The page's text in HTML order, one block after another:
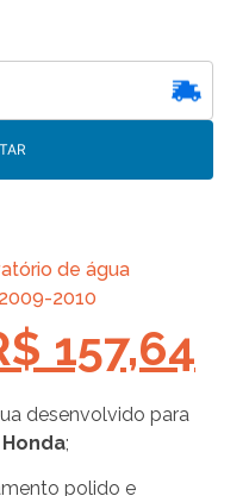
de água
2010
157,64
desenvolvido para
Honda;
polido e